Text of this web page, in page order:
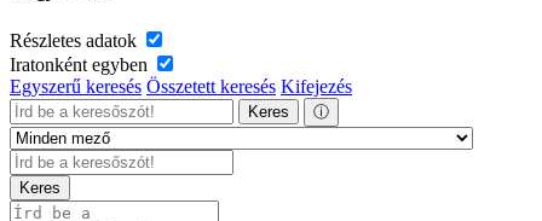
Részletes adatok
Iratonként egyben
Egyszerű keresés Összetett keresés Kifejezés
Keres ⓘ
Keres